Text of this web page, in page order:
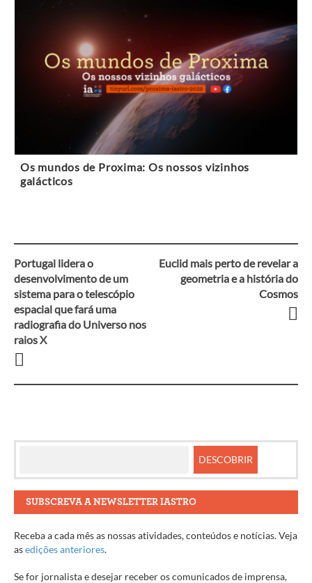
Os mundos de Proxima: Os nossos vizinhos
galácticos
Navegação
entre
artigos
Portugal lidera o
desenvolvimento de um
sistema para o telescópio
espacial que fará uma
radiografia do Universo nos
raios X
Euclid mais perto de revelar a
geometria e a história do
Cosmos
SUBSCREVA A NEWSLETTER IASTRO
Receba a cada mês as nossas atividades, conteúdos e notícias. Veja
asedições anteriores.
Se for jornalista e desejar receber os comunicados de imprensa,